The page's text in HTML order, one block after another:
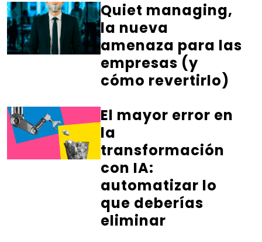
Quiet managing,
la nueva
amenaza para las
empresas (y
cómo revertirlo)
El mayor error en
la
transformación
con IA:
automatizar lo
que deberías
eliminar